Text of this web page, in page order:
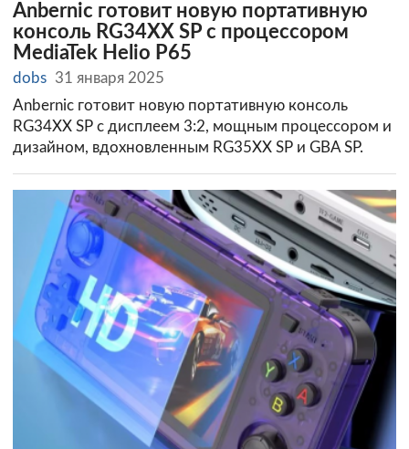
Anbernic готовит новую портативную
консоль RG34XX SP с процессором
MediaTek Helio P65
dobs 31 января 2025
Anbernic готовит новую портативную консоль
RG34XX SP с дисплеем 3:2, мощным процессором и
дизайном, вдохновленным RG35XX SP и GBA SP.